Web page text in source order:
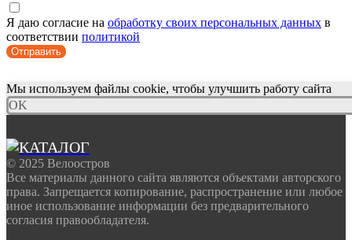
Я даю согласие на обработку своих персональных данных в
соответствии политикой
Отправить
Мы используем файлы cookie, чтобы улучшить работу сайта
OK
© 2025 Велоостров
Все материалы данного сайта являются объектами авторского
права. Запрещается копирование, распространение или любое
иное использование информации без предварительного
согласия правообладателя.